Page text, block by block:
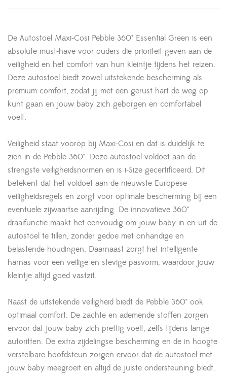
De Autostoel Maxi-Cosi Pebble 360° Essential Green is een
absolute must-have voor ouders die prioriteit geven aan de
veiligheid en het comfort van hun kleintje tijdens het reizen.
Deze autostoel biedt zowel uitstekende bescherming als
premium comfort, zodat jij met een gerust hart de weg op
kunt gaan en jouw baby zich geborgen en comfortabel
voelt.
Veiligheid staat voorop bij Maxi-Cosi en dat is duidelijk te
zien in de Pebble 360°. Deze autostoel voldoet aan de
strengste veiligheidsnormen en is i-Size gecertificeerd. Dit
betekent dat het voldoet aan de nieuwste Europese
veiligheidsregels en zorgt voor optimale bescherming bij een
eventuele zijwaartse aanrijding. De innovatieve 360°
draaifunctie maakt het eenvoudig om jouw baby in en uit de
autostoel te tillen, zonder gedoe met onhandige en
belastende houdingen. Daarnaast zorgt het intelligente
harnas voor een veilige en stevige pasvorm, waardoor jouw
kleintje altijd goed vastzit.
Naast de uitstekende veiligheid biedt de Pebble 360° ook
optimaal comfort. De zachte en ademende stoffen zorgen
ervoor dat jouw baby zich prettig voelt, zelfs tijdens lange
autoritten. De extra zijdelingse bescherming en de in hoogte
verstelbare hoofdsteun zorgen ervoor dat de autostoel met
jouw baby meegroeit en altijd de juiste ondersteuning biedt.